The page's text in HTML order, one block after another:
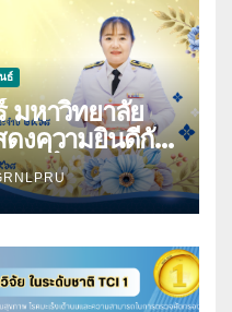
ธ์
มหาวิทยาลัย
า ที่ได้รับ
าชอิสริยาภรณ์